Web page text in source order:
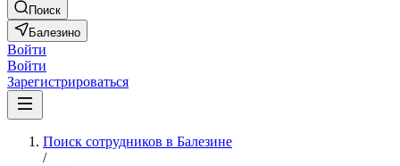
Поиск
Балезино
Войти
Войти
Зарегистрироваться
Поиск сотрудников в Балезине
/